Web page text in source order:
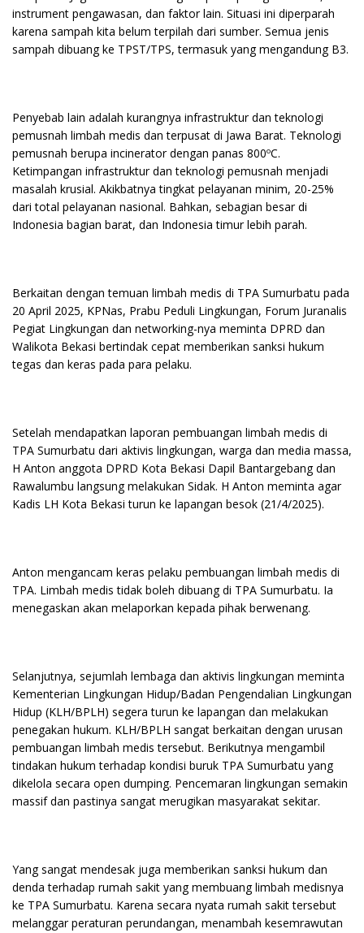
instrument pengawasan, dan faktor lain. Situasi ini diperparah
karena sampah kita belum terpilah dari sumber. Semua jenis
sampah dibuang ke TPST/TPS, termasuk yang mengandung B3.
Penyebab lain adalah kurangnya infrastruktur dan teknologi
pemusnah limbah medis dan terpusat di Jawa Barat. Teknologi
pemusnah berupa incinerator dengan panas 800ºC.
Ketimpangan infrastruktur dan teknologi pemusnah menjadi
masalah krusial. Akikbatnya tingkat pelayanan minim, 20-25%
dari total pelayanan nasional. Bahkan, sebagian besar di
Indonesia bagian barat, dan Indonesia timur lebih parah.
Berkaitan dengan temuan limbah medis di TPA Sumurbatu pada
20 April 2025, KPNas, Prabu Peduli Lingkungan, Forum Juranalis
Pegiat Lingkungan dan networking-nya meminta DPRD dan
Walikota Bekasi bertindak cepat memberikan sanksi hukum
tegas dan keras pada para pelaku.
Setelah mendapatkan laporan pembuangan limbah medis di
TPA Sumurbatu dari aktivis lingkungan, warga dan media massa,
H Anton anggota DPRD Kota Bekasi Dapil Bantargebang dan
Rawalumbu langsung melakukan Sidak. H Anton meminta agar
Kadis LH Kota Bekasi turun ke lapangan besok (21/4/2025).
Anton mengancam keras pelaku pembuangan limbah medis di
TPA. Limbah medis tidak boleh dibuang di TPA Sumurbatu. Ia
menegaskan akan melaporkan kepada pihak berwenang.
Selanjutnya, sejumlah lembaga dan aktivis lingkungan meminta
Kementerian Lingkungan Hidup/Badan Pengendalian Lingkungan
Hidup (KLH/BPLH) segera turun ke lapangan dan melakukan
penegakan hukum. KLH/BPLH sangat berkaitan dengan urusan
pembuangan limbah medis tersebut. Berikutnya mengambil
tindakan hukum terhadap kondisi buruk TPA Sumurbatu yang
dikelola secara open dumping. Pencemaran lingkungan semakin
massif dan pastinya sangat merugikan masyarakat sekitar.
Yang sangat mendesak juga memberikan sanksi hukum dan
denda terhadap rumah sakit yang membuang limbah medisnya
ke TPA Sumurbatu. Karena secara nyata rumah sakit tersebut
melanggar peraturan perundangan, menambah kesemrawutan